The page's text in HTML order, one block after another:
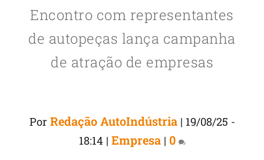
Encontro com representantes
de autopeças lança campanha
de atração de empresas
Por Redação AutoIndústria| 19/08/25 -
18:14 | Empresa| 0